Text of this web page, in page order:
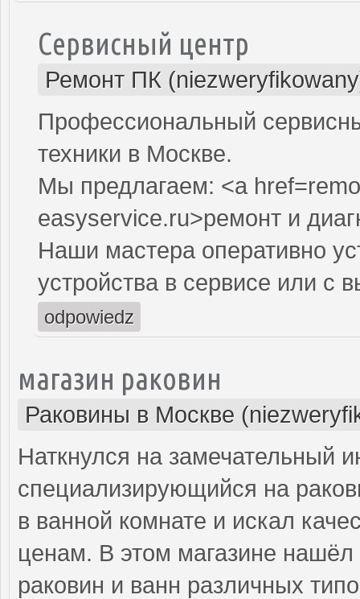
Сервисный центр
Ремонт ПК
Профессиональный
техники в Москве.
Мы предлагаем: <a
easyservice.ru>ремонт и
Наши мастера оперативно
устройства в сервисе или с
odpowiedz
магазин раковин
Раковины в Москве
Наткнулся на замечательный
специализирующийся на
в ванной комнате и искал
ценам. В этом магазине
раковин и ванн различных